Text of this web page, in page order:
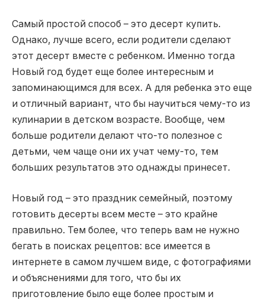
Самый простой способ – это десерт купить.
Однако, лучше всего, если родители сделают
этот десерт вместе с ребенком. Именно тогда
Новый год будет еще более интересным и
запоминающимся для всех. А для ребенка это еще
и отличный вариант, что бы научиться чему-то из
кулинарии в детском возрасте. Вообще, чем
больше родители делают что-то полезное с
детьми, чем чаще они их учат чему-то, тем
больших результатов это однажды принесет.
Новый год – это праздник семейный, поэтому
готовить десерты всем месте – это крайне
правильно. Тем более, что теперь вам не нужно
бегать в поисках рецептов: все имеется в
интернете в самом лучшем виде, с фотографиями
и объяснениями для того, что бы их
приготовление было еще более простым и